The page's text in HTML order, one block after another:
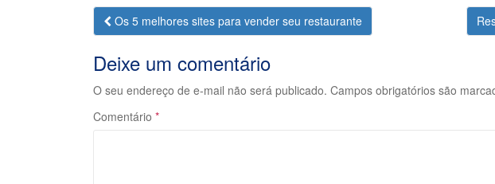
Navegação
da
Postagem
Os 5 melhores sites para vender seu restaurante
Deixe um comentário
O seu endereço de e-mail não será publicado. Campos obrigatórios são
Comentário *